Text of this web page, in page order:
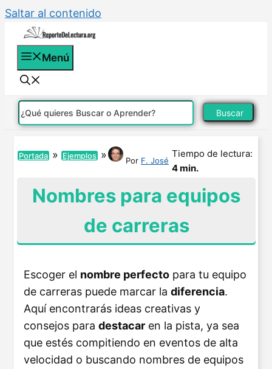
Saltar al contenido
Menú
Buscar
Portada » Ejemplos » Por F. José
Tiempo de lectura:
4 min.
Nombres para equipos
de carreras
Escoger el nombre perfecto para tu equipo
de carreras puede marcar la diferencia.
Aquí encontrarás ideas creativas y
consejos para destacar en la pista, ya sea
que estés compitiendo en eventos de alta
velocidad o buscando nombres de equipos